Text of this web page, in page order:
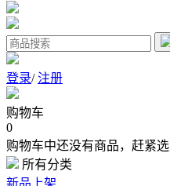
登录/注册
购物车
0
购物车中还没有商品，赶紧选
所有分类
新品上架